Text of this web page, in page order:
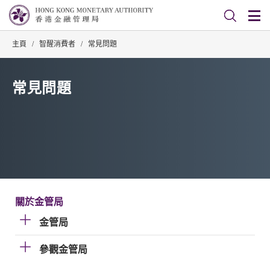
主頁 / 智醒消費者 / 常見問題
常見問題
關於金管局
金管局
參觀金管局